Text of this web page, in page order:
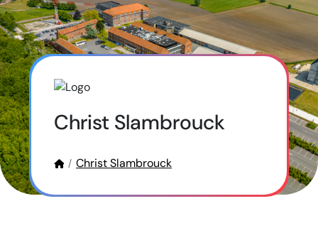
Christ Slambrouck
Christ Slambrouck